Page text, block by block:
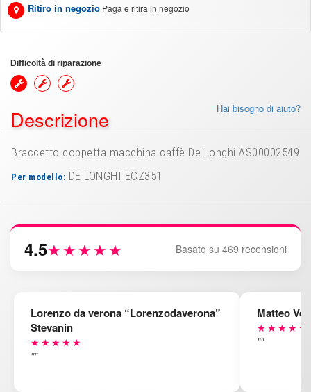
Ritiro in negozio Paga e ritira in negozio
Difficoltà di riparazione
Hai bisogno di aiuto?
Descrizione
Braccetto coppetta macchina caffè De Longhi AS00002549
Per modello: DE LONGHI ECZ351
4.5★★★★★ Basato su 469 recensioni
Lorenzo da verona “Lorenzodaverona”
Stevanin
★★★★★
""
Matteo
★★★★★
""